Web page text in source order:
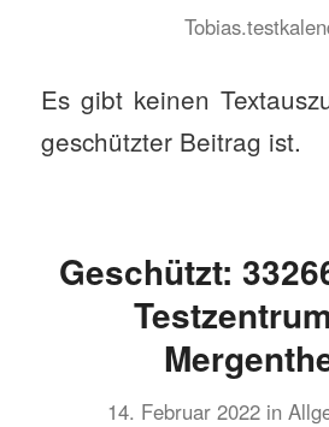
Es gibt keinen
geschützter Beitrag ist.
Geschützt:
14. Februar 2022 in